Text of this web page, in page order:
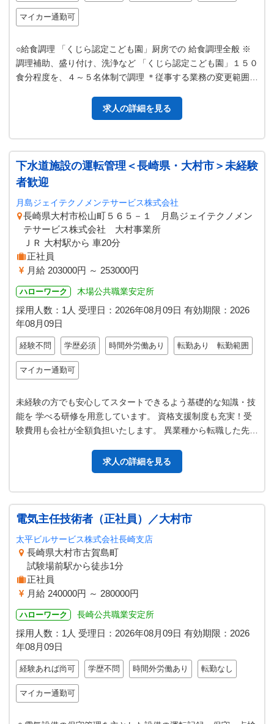
マイカー通勤可
○給食調理 「くじら認定こども園」厨房での 給食調理全般 ※
調理補助、盛り付け、洗浄など 「くじら認定こども園」１５０
食分程度を、４～５名体制で調理 ＊従事する業務の変更範囲：
求人の詳細を見る
下水道施設の運転管理＜長崎県・大村市＞未経験
者歓迎
月島ジェイテクノメンテサービス株式会社
長崎県大村市松山町５６５－１ 月島ジェイテクノメン
テサービス株式会社 大村事業所
ＪＲ 大村駅から 車20分
正社員
月給 203000円 ～ 253000円
ハローワーク 木場公共職業安定所
採用人数：1人 受理日： 2026年08月09日 有効期限： 2026
年08月09日
経験不問 学歴必須 時間外労働あり 転勤あり 転勤範囲
マイカー通勤可
未経験の方でも安心してスタートできるよう基礎的な知識・技
能を 学べる研修を用意しています。 資格支援制度も充実！受
験費用も会社が全額負担いたします。 異業種から転職した先輩
求人の詳細を見る
電気主任技術者（正社員）／大村市
太平ビルサービス株式会社長崎支店
長崎県大村市古賀島町
試験場前駅から徒歩1分
正社員
月給 240000円 ～ 280000円
ハローワーク 長崎公共職業安定所
採用人数：1人 受理日： 2026年08月09日 有効期限： 2026
年08月09日
経験あれば尚可 学歴不問 時間外労働あり 転勤なし
マイカー通勤可